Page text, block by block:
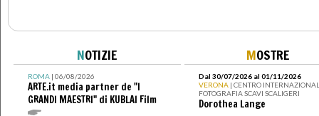
NOTIZIE
ROMA| 06/08/2026
ARTE.it media partner de "I
GRANDI MAESTRI" di KUBLAI Film
MOSTRE
Dal 30/07/2026 al 01/11/2026
VERONA | CENTRO
FOTOGRAFIA SCAVI SCALIGERI
Dorothea Lange